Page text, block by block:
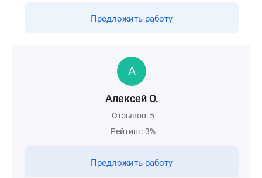
Предложить работу
Алексей О.
Отзывов: 5
Рейтинг: 3%
Предложить работу